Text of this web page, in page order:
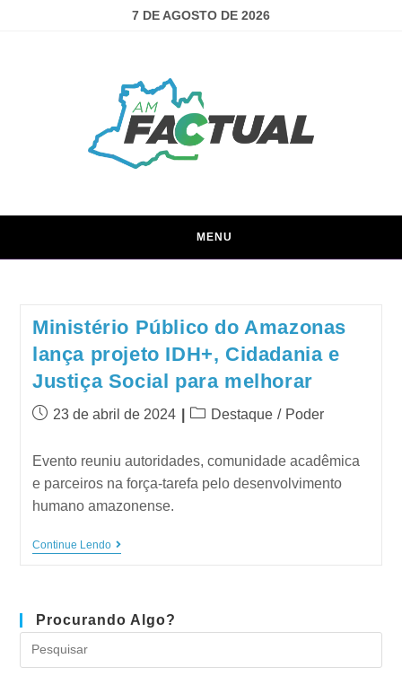
7 DE AGOSTO DE 2026
MENU
Ministério Público do Amazonas
lança projeto IDH+, Cidadania e
Justiça Social para melhorar
23 de abril de 2024 Destaque / Poder
Evento reuniu autoridades, comunidade acadêmica
e parceiros na força-tarefa pelo desenvolvimento
humano amazonense.
Continue Lendo
Procurando Algo?